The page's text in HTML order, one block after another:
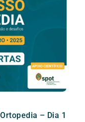
– Dia 1